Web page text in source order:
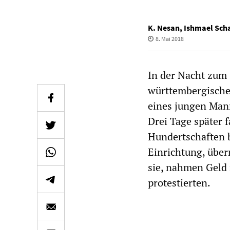
K. Nesan, Ishmael
8. Mai 2018
In der Nacht
eines jungen
Drei Tage später
Hundertschaften
Einrichtung,
sie, nahmen
protestierten.